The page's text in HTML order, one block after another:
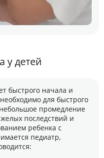
у детей
быстрого начала и
для быстрого
промедление
последствий и
ребенка с
педиатр,